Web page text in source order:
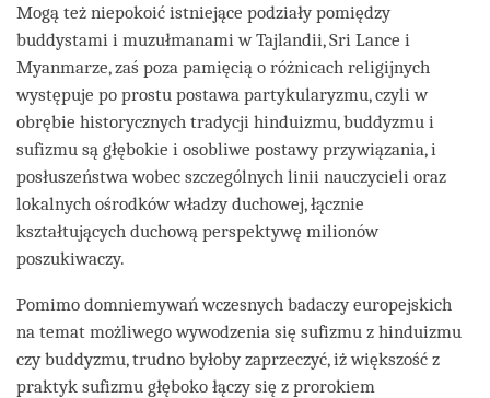
Mogą też niepokoić istniejące podziały pomiędzy
buddystami i muzułmanami w Tajlandii, Sri Lance i
Myanmarze, zaś poza pamięcią o różnicach religijnych
występuje po prostu postawa partykularyzmu, czyli w
obrębie historycznych tradycji hinduizmu, buddyzmu i
sufizmu są głębokie i osobliwe postawy przywiązania, i
posłuszeństwa wobec szczególnych linii nauczycieli oraz
lokalnych ośrodków władzy duchowej, łącznie
kształtujących duchową perspektywę milionów
poszukiwaczy.
Pomimo domniemywań wczesnych badaczy europejskich
na temat możliwego wywodzenia się sufizmu z hinduizmu
czy buddyzmu, trudno byłoby zaprzeczyć, iż większość z
praktyk sufizmu głęboko łączy się z prorokiem